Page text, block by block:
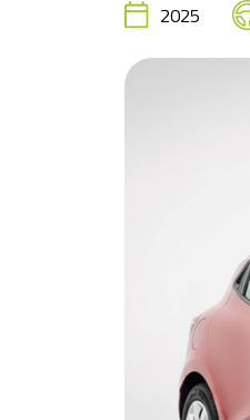
2025